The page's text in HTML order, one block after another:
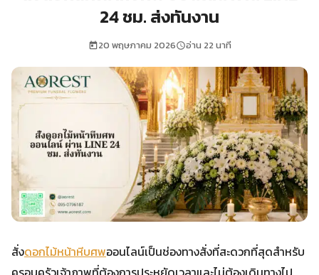
24 ชม. ส่งทันงาน
20 พฤษภาคม 2026 อ่าน 22 นาที
สั่งดอกไม้หน้าหีบศพออนไลน์เป็นช่องทางสั่งที่สะดวกที่สุดสำหรับ